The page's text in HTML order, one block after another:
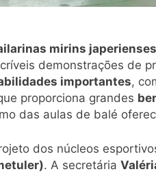
mirins japerienses
demonstrações de
importantes,
proporciona grandes
das aulas de balé
dos núcleos
. A secretária